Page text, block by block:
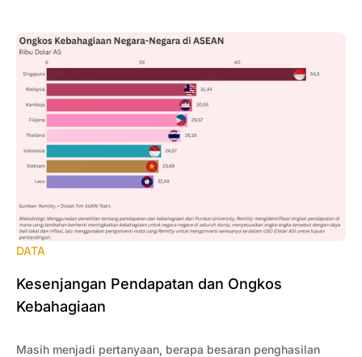
DATA
Kesenjangan Pendapatan dan Ongkos
Kebahagiaan
Masih menjadi pertanyaan, berapa besaran penghasilan